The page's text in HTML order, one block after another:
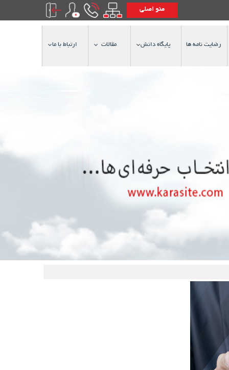
منو اصلی
رضایت نامه ها پایگاه دانش مقالات ارتباط با ما